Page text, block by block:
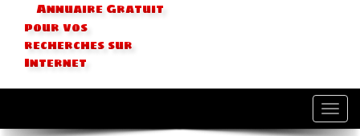
Annuaire Gratuit
pour vos
recherches sur
Internet